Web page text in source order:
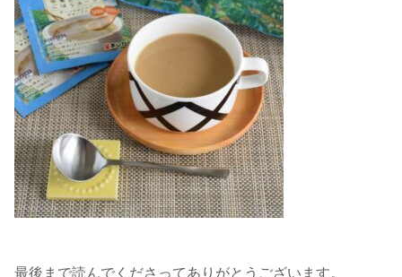
最後まで読んでくださってありがとうございます。